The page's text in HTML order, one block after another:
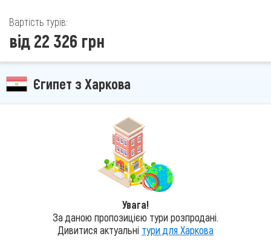
Вартість турів:
від 22 326 грн
Єгипет з Харкова
Увага!
За даною пропозицією тури розпродані.
Дивитися актуальні тури для Харкова